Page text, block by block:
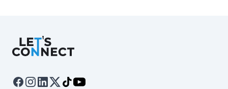
Let's Connect